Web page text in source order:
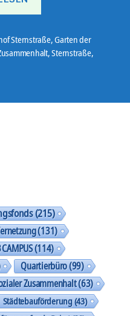
Sternstraße,Garten der
,Sternstraße,
(215)
(131)
(114)
Quartierbüro(99)
Zusammenhalt(63)
Städtebauförderung(43)